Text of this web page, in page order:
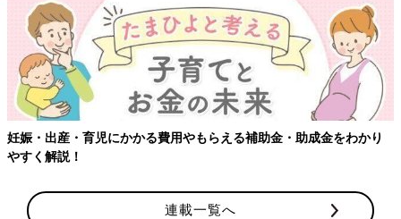
【ワクチン接種できるものも】妊婦の感染症対策、知っておいて！
連載一覧へ